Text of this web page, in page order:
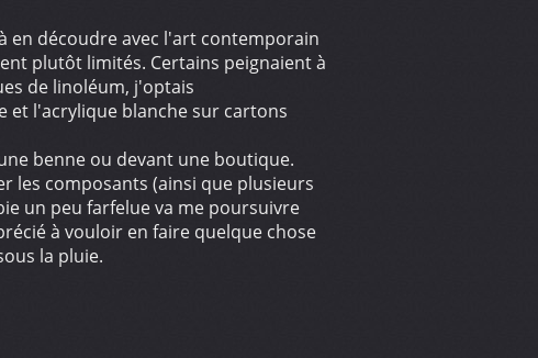
en découdre avec l'art contemporain
plutôt limités. Certains peignaient à
de linoléum, j'optais
et l'acrylique blanche sur cartons
benne ou devant une boutique.
les composants (ainsi que plusieurs
un peu farfelue va me poursuivre
à vouloir en faire quelque chose
la pluie.